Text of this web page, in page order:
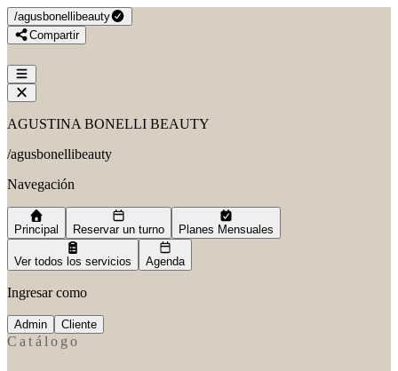
/agusbonellibeauty
Compartir
AGUSTINA BONELLI BEAUTY
/agusbonellibeauty
Navegación
Principal Reservar un turno Planes Mensuales
Ver todos los servicios Agenda
Ingresar como
Admin Cliente
Catálogo